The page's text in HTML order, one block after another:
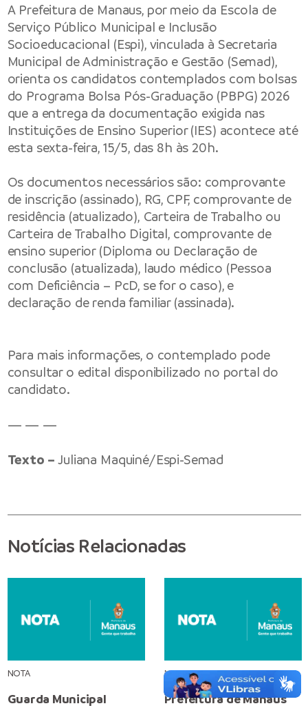
A Prefeitura de Manaus, por meio da Escola de
Serviço Público Municipal e Inclusão
Socioeducacional (Espi), vinculada à Secretaria
Municipal de Administração e Gestão (Semad),
orienta os candidatos contemplados com bolsas
do Programa Bolsa Pós-Graduação (PBPG) 2026
que a entrega da documentação exigida nas
Instituições de Ensino Superior (IES) acontece até
esta sexta-feira, 15/5, das 8h às 20h.
Os documentos necessários são: comprovante
de inscrição (assinado), RG, CPF, comprovante de
residência (atualizado), Carteira de Trabalho ou
Carteira de Trabalho Digital, comprovante de
ensino superior (Diploma ou Declaração de
conclusão (atualizada), laudo médico (Pessoa
com Deficiência – PcD, se for o caso), e
declaração de renda familiar (assinada).
Para mais informações, o contemplado pode
consultar o edital disponibilizado no portal do
candidato.
— — —
Texto – Juliana Maquiné/Espi-Semad
Notícias Relacionadas
NOTA
Guarda Municipal
NOTA
Prefeitura de Manaus